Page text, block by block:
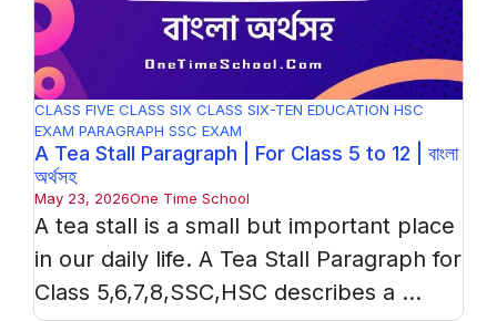
CLASS FIVE CLASS SIX CLASS SIX-TEN EDUCATION HSC
EXAM PARAGRAPH SSC EXAM
A Tea Stall Paragraph | For Class 5 to 12 | বাংলা
অর্থসহ
May 23, 2026One Time School
A tea stall is a small but important place
in our daily life. A Tea Stall Paragraph for
Class 5,6,7,8,SSC,HSC describes a ...